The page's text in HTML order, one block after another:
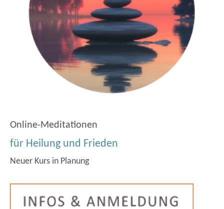
Online-Meditationen
für Heilung und Frieden
Neuer Kurs in Planung